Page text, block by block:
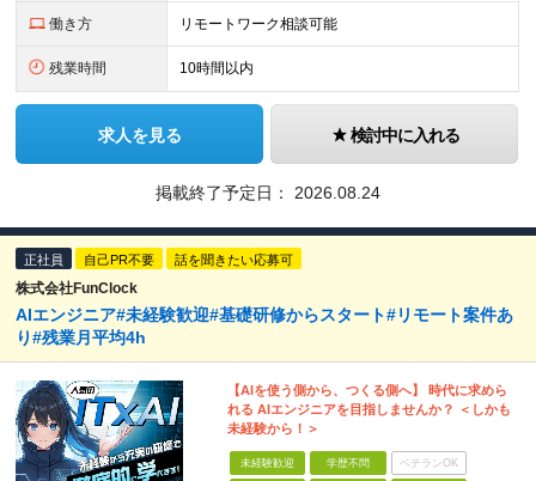
働き方 リモートワーク相談可能
残業時間 10時間以内
求人を見る 検討中に入れる
掲載終了予定日： 2026.08.24
正社員 自己PR不要 話を聞きたい応募可
株式会社FunClock
AIエンジニア#未経験歓迎#基礎研修からスタート#リモート案件あ
り#残業月平均4h
【AIを使う側から、つくる側へ】 時代に求めら
れる AIエンジニアを目指しませんか？ ＜しかも
未経験から！＞
未経験歓迎 学歴不問 ベテランOK